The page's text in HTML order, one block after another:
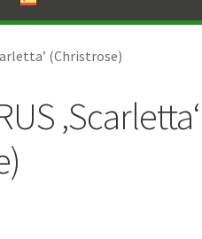
(Christrose)
‚Scarletta‘